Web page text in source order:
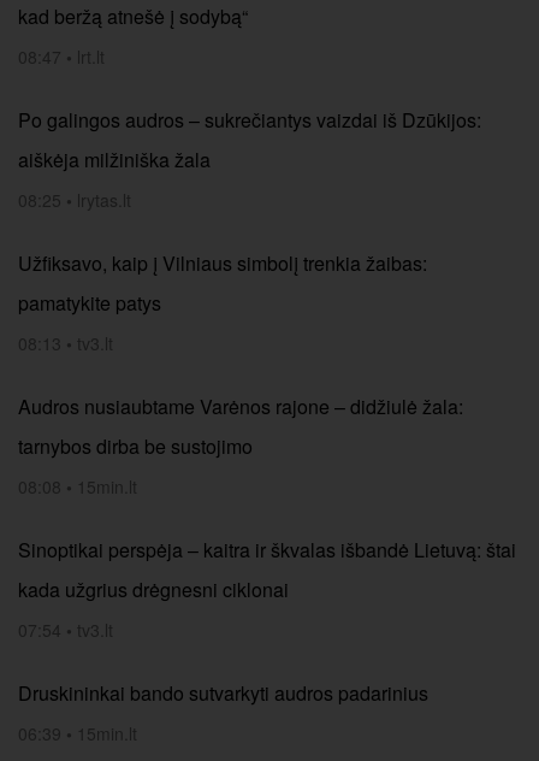
kad beržą atnešė į sodybą“
08:47 • lrt.lt
Po galingos audros – sukrečiantys vaizdai iš Dzūkijos:
aiškėja milžiniška žala
08:25 • lrytas.lt
Užfiksavo, kaip į Vilniaus simbolį trenkia žaibas:
pamatykite patys
08:13 • tv3.lt
Audros nusiaubtame Varėnos rajone – didžiulė žala:
tarnybos dirba be sustojimo
08:08 • 15min.lt
Sinoptikai perspėja – kaitra ir škvalas išbandė Lietuvą: štai
kada užgrius drėgnesni ciklonai
07:54 • tv3.lt
Druskininkai bando sutvarkyti audros padarinius
06:39 • 15min.lt